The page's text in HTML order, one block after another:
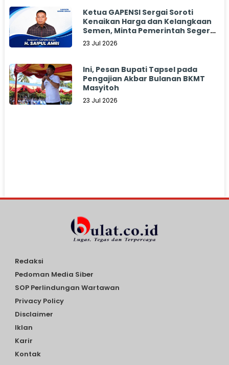
Ketua GAPENSI Sergai Soroti
Kenaikan Harga dan Kelangkaan
Semen, Minta Pemerintah Segera
Bertindak
23 Jul 2026
Ini, Pesan Bupati Tapsel pada
Pengajian Akbar Bulanan BKMT
Masyitoh
23 Jul 2026
Redaksi
Pedoman Media Siber
SOP Perlindungan Wartawan
Privacy Policy
Disclaimer
Iklan
Karir
Kontak